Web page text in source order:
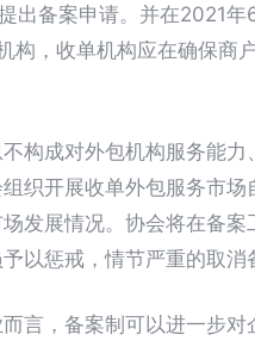
出备案申请。并在2021
构，收单机构应在确保商
构成对外包机构服务能力
织开展收单外包服务市场
发展情况。协会将在备案
以惩戒，情节严重的取消
言，备案制可以进一步对